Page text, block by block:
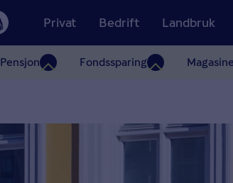
Privat
Pensjon Fondssparing
Bedrift Landbruk